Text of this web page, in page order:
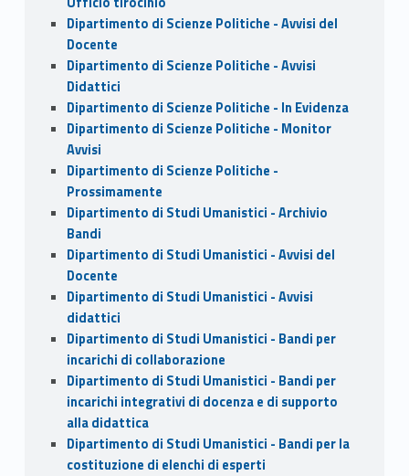
Dipartimento di Scienze Politiche - Avvisi del
Docente
Dipartimento di Scienze Politiche - Avvisi
Didattici
Dipartimento di Scienze Politiche - In Evidenza
Dipartimento di Scienze Politiche - Monitor
Avvisi
Dipartimento di Scienze Politiche -
Prossimamente
Dipartimento di Studi Umanistici - Archivio
Bandi
Dipartimento di Studi Umanistici - Avvisi del
Docente
Dipartimento di Studi Umanistici - Avvisi
didattici
Dipartimento di Studi Umanistici - Bandi per
incarichi di collaborazione
Dipartimento di Studi Umanistici - Bandi per
incarichi integrativi di docenza e di supporto
alla didattica
Dipartimento di Studi Umanistici - Bandi per la
costituzione di elenchi di esperti